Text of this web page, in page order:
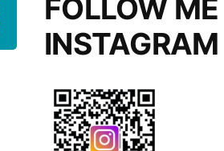
FOLLOW
INSTAGRAM